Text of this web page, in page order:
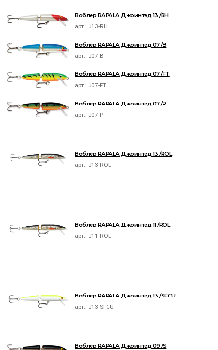
Воблер RAPALA Джоинтед 13 /RH
арт.: J13-RH
Воблер RAPALA Джоинтед 07 /B
арт.: J07-B
Воблер RAPALA Джоинтед 07 /FT
арт.: J07-FT
Воблер RAPALA Джоинтед 07 /P
арт.: J07-P
Воблер RAPALA Джоинтед 13 /ROL
арт.: J13-ROL
Воблер RAPALA Джоинтед 11 /ROL
арт.: J11-ROL
Воблер RAPALA Джоинтед 13 /SFCU
арт.: J13-SFCU
Воблер RAPALA Джоинтед 09 /S